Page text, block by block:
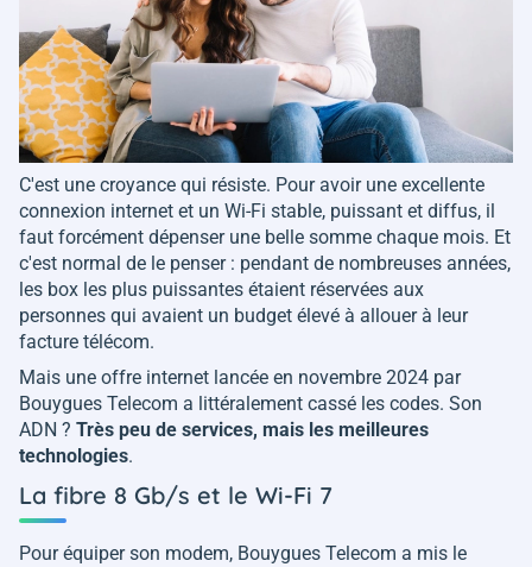
C'est une croyance qui résiste. Pour avoir une excellente
connexion internet et un Wi-Fi stable, puissant et diffus, il
faut forcément dépenser une belle somme chaque mois. Et
c'est normal de le penser : pendant de nombreuses années,
les box les plus puissantes étaient réservées aux
personnes qui avaient un budget élevé à allouer à leur
facture télécom.
Mais une offre internet lancée en novembre 2024 par
Bouygues Telecom a littéralement cassé les codes. Son
ADN ? Très peu de services, mais les meilleures
technologies.
La fibre 8 Gb/s et le Wi-Fi 7
Pour équiper son modem, Bouygues Telecom a mis le